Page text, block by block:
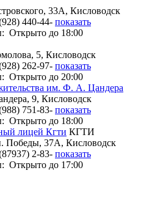
33А, Кисловодск
440-44- показать
Открыто до 18:00
5, Кисловодск
262-97- показать
Открыто до 20:00
им. Ф. А. Цандера
9, Кисловодск
751-83- показать
Открыто до 18:00
лицей Кгти КГТИ
Победы, 37А, Кисловодск
2-83- показать
Открыто до 17:00